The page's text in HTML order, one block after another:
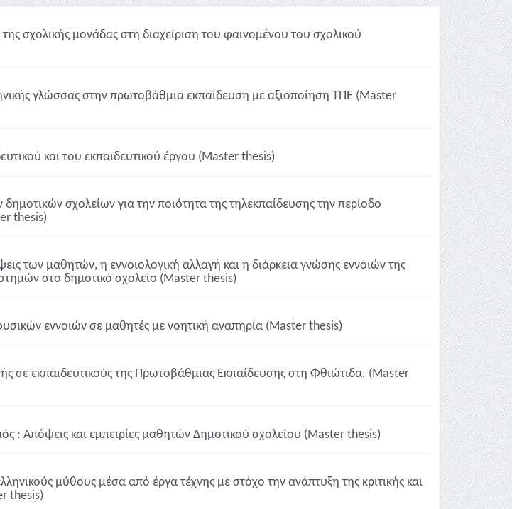
σχολικής μονάδας στη διαχείριση του φαινομένου του σχολικού
γλώσσας στην πρωτοβάθμια εκπαίδευση με αξιοποίηση ΤΠΕ (Master
και του εκπαιδευτικού έργου (Master thesis)
σχολείων για την ποιότητα της τηλεκπαίδευσης την περίοδο
thesis)
των μαθητών, η εννοιολογική αλλαγή και η διάρκεια γνώσης εννοιών της
στο δημοτικό σχολείο (Master thesis)
εννοιών σε μαθητές με νοητική αναπηρία (Master thesis)
σε εκπαιδευτικούς της Πρωτοβάθμιας Εκπαίδευσης στη Φθιώτιδα. (Master
: Απόψεις και εμπειρίες μαθητών Δημοτικού σχολείου (Master thesis)
μύθους μέσα από έργα τέχνης με στόχο την ανάπτυξη της κριτικής και
thesis)